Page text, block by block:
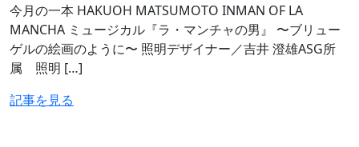
今月の一本 HAKUOH MATSUMOTO INMAN OF LA
MANCHA ミュージカル『ラ・マンチャの男』 〜ブリュー
ゲルの絵画のように〜 照明デザイナー／吉井 澄雄ASG所
属 照明 […]
記事を見る